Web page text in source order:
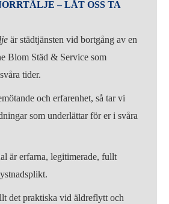
– LÅT OSS TA
är städtjänsten vid bortgång av en
Blom Städ & Service som
tider.
och erfarenhet, så tar vi
som underlättar för er i svåra
är erfarna, legitimerade, fullt
det praktiska vid äldreflytt och